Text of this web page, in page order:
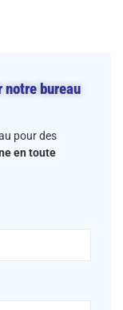
notre bureau
pour des
en toute